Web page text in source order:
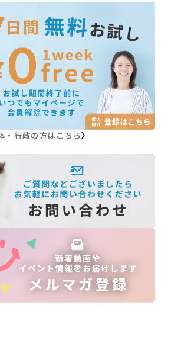
的で体系的なコーチングメ
タルコーチの平本あきおさんが
さいます。
営者が目の前の悩みから解放さ
最大限発揮できるようになるだ
接し方についての大きなヒント
です。
本さんから直接個別コーチング
ーチングLive」の時間もありま
ならず、全ての保護者に有効で
ルや学校関係者など教育関係の
！
ぶれない軸」で、自分と子ども
を学んでみませんか？
・行政の方はこちら